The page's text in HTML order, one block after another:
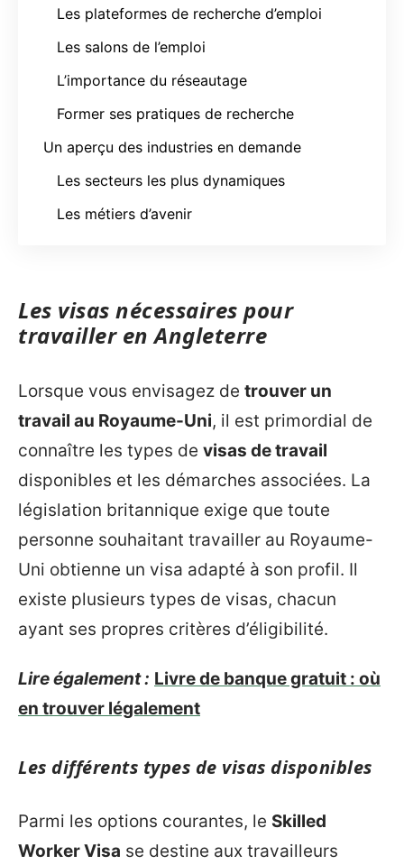
Les plateformes de recherche d’emploi
Les salons de l’emploi
L’importance du réseautage
Former ses pratiques de recherche
Un aperçu des industries en demande
Les secteurs les plus dynamiques
Les métiers d’avenir
Les visas nécessaires pour
travailler en Angleterre
Lorsque vous envisagez de trouver un
travail au Royaume-Uni, il est primordial de
connaître les types de visas de travail
disponibles et les démarches associées. La
législation britannique exige que toute
personne souhaitant travailler au Royaume-
Uni obtienne un visa adapté à son profil. Il
existe plusieurs types de visas, chacun
ayant ses propres critères d’éligibilité.
Lire également : Livre de banque gratuit : où
en trouver légalement
Les différents types de visas disponibles
Parmi les options courantes, le Skilled
Worker Visa se destine aux travailleurs